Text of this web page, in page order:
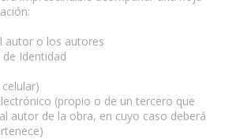
autor o los autores
Identidad
(propio o de un tercero que
autor de la obra, en cuyo caso deberá